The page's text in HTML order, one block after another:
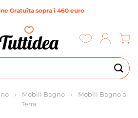
Gratuita sopra i 460 euro
Mobili Bagno
Mobili Bagno a
Terra